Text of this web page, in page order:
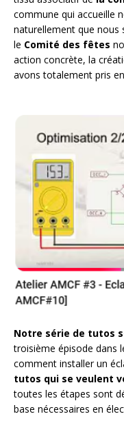
commune qui accueille
naturellement que nous
le Comité des fêtes
action concrète, la
avons totalement pris
Notre série de tutos
troisième épisode dans
comment installer un
tutos qui se veulent
toutes les étapes sont
base nécessaires en